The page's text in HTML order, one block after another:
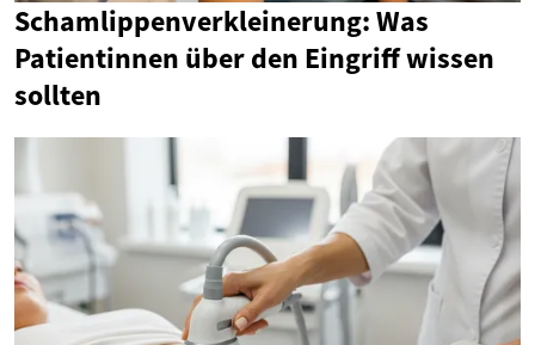
Schamlippenverkleinerung: Was
Patientinnen über den Eingriff wissen
sollten